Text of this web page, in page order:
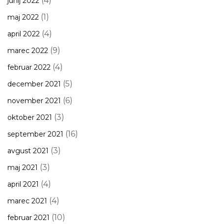
maj 2022 (1)
april 2022 (4)
marec 2022 (9)
februar 2022 (4)
december 2021 (5)
november 2021 (6)
oktober 2021 (3)
september 2021 (16)
avgust 2021 (3)
maj 2021 (3)
april 2021 (4)
marec 2021 (4)
februar 2021 (10)